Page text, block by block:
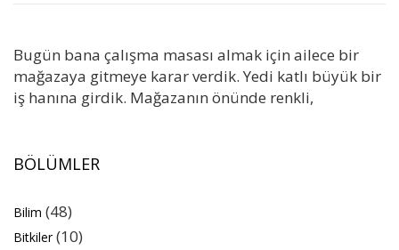
Bugün bana çalışma masası almak için ailece bir
mağazaya gitmeye karar verdik. Yedi katlı büyük bir
iş hanına girdik. Mağazanın önünde renkli,
BÖLÜMLER
Bilim (48)
Bitkiler(10)